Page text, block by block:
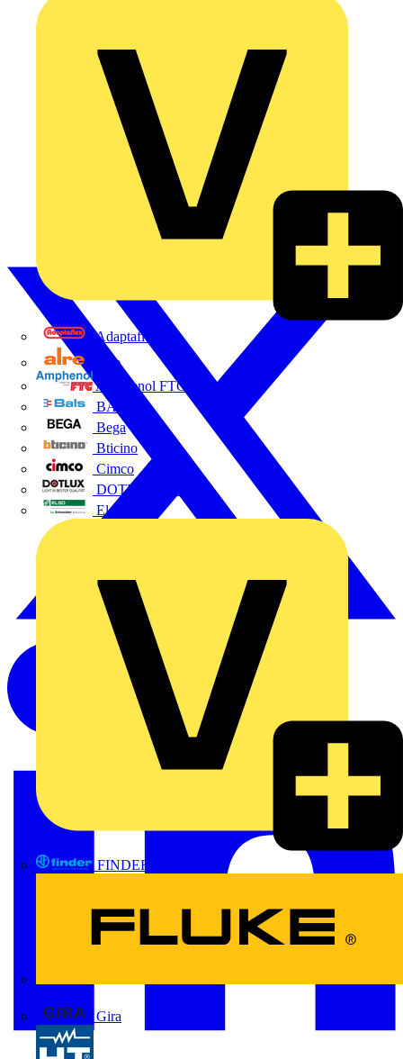
Adaptaflex
Alre
Amphenol FTG
BALS
Bega
Bticino
Cimco
DOTLUX GmbH
Elso
FINDER
Gira